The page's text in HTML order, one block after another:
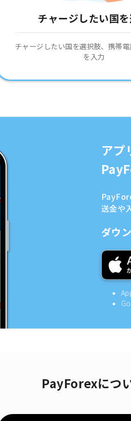
チャージしたい国
チャージしたい国を選択肢、携帯
を入力
アプ
送金や
ダウ
PayForexにつ